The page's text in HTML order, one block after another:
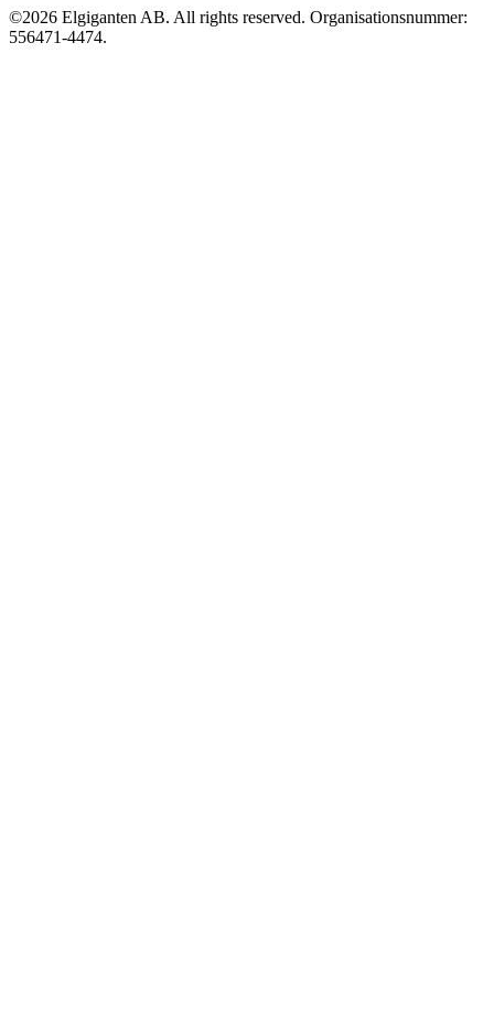
©2026 Elgiganten AB. All rights reserved. Organisationsnummer:
556471-4474.